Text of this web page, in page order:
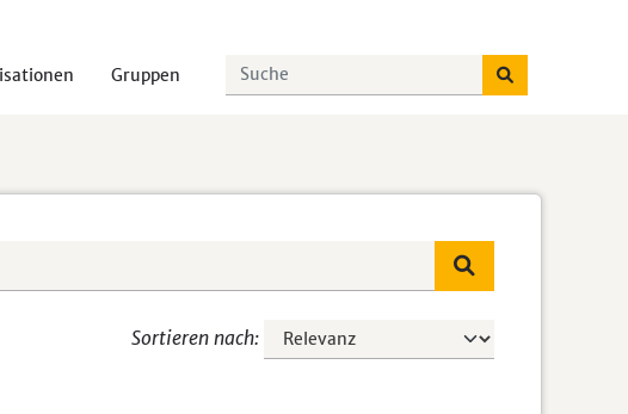
Gruppen
Sortieren nach